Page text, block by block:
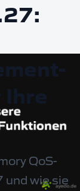
QoS-
wie sie